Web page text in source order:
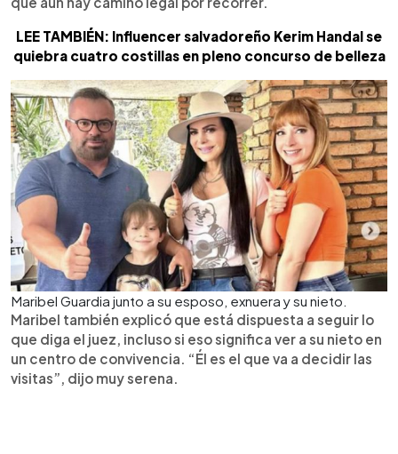
LEE TAMBIÉN: Influencer salvadoreño Kerim Handal se
quiebra cuatro costillas en pleno concurso de belleza
Maribel Guardia junto a su esposo, exnuera y su nieto.
Maribel también explicó que está dispuesta a seguir lo
que diga el juez, incluso si eso significa ver a su nieto en
un centro de convivencia. “Él es el que va a decidir las
visitas”, dijo muy serena.